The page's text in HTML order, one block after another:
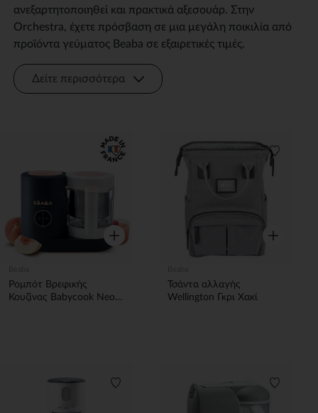
ανεξαρτητοποιηθεί και πρακτικά αξεσουάρ. Στην
Orchestra, έχετε πρόσβαση σε μια μεγάλη ποικιλία από
προϊόντα γεύματος Beaba σε εξαιρετικές τιμές.
Δείτε περισσότερα
Λίστα προτιμήσεων
Γρήγορη επισκόπηση
Ρομπότ Βρεφικής
Κουζίνας Babycook Neo 6
Λίστα
Γρήγορη
Τσάντα αλλαγής
Wellington Γκρι Χακί
Λίστα προτιμήσεων